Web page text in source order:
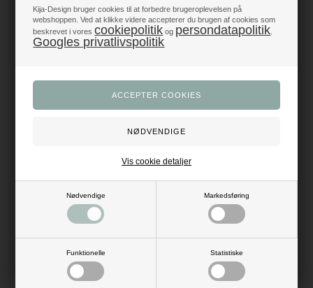
Kija-Design bruger cookies til at forbedre brugeroplevelsen på
webshoppen. Ved at klikke videre accepterer du brugen af cookies som
beskrevet i vorescookiepolitik og persondatapolitik
Googles privatlivspolitik
Nødvendige Markedsføring
Funktionelle Statistiske
Vis cookie detaljer
Produkter i topklasse
- alt til fest og dekoration
- med hurtig levering
Anmeldelser
Mål total: 1,3 meter
Materiale: papir, snor
Farve: hvid, lyseblå, sølv